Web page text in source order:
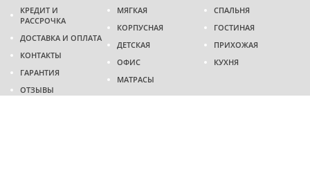
КРЕДИТ И
РАССРОЧКА
ДОСТАВКА И ОПЛАТА
КОНТАКТЫ
ГАРАНТИЯ
ОТЗЫВЫ
МЯГКАЯ
КОРПУСНАЯ
ДЕТСКАЯ
ОФИС
МАТРАСЫ
СПАЛЬНЯ
ГОСТИНАЯ
ПРИХОЖАЯ
КУХНЯ